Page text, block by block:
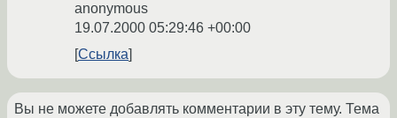
anonymous
19.07.2000 05:29:46 +00:00
Ссылка
Вы не можете добавлять комментарии в эту тему. Тема